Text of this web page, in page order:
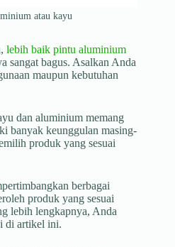
atau kayu
lebih baik pintu aluminium
sangat bagus. Asalkan Anda
maupun kebutuhan
dan aluminium memang
banyak keunggulan masing-
produk yang sesuai
berbagai
produk yang sesuai
lebih lengkapnya, Anda
di artikel ini.